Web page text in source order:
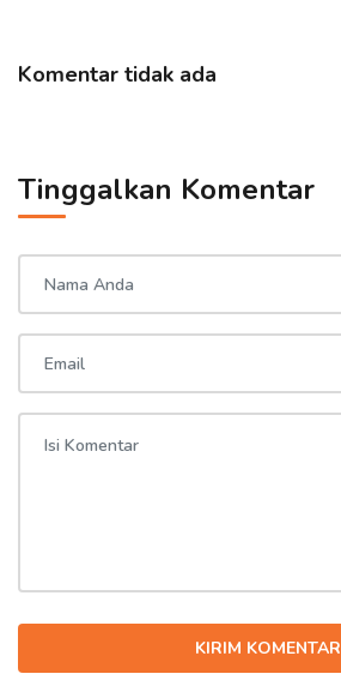
Komentar tidak ada
Tinggalkan Komentar
KIRIM KOMENTAR